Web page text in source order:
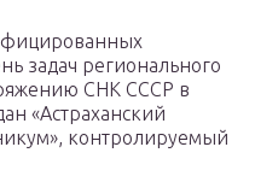
задач регионального
СНК СССР в
«Астраханский
контролируемый